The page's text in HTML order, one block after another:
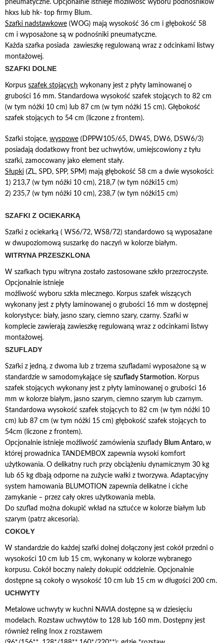
pneumatyczne. Opcjonalnie istnieje możliwość wyboru podnośników
hkxs lub hk- top firmy Blum.
Szafki nadstawkowe (WOG) mają wysokość 36 cm i głębokość 58
cm i wyposażone są w podnośniki pneumatyczne.
Każda szafka posiada zawieszkę regulowaną wraz z odcinkami listwy
montażowej.
SZAFKI DOLNE
Korpus szafek stojących wykonany jest z płyty laminowanej o
grubości 16 mm. Standardowa wysokość szafek stojących to 82 cm
(w tym nóżki 10 cm) lub 87 cm (w tym nóżki 15 cm). Głębokość
szafek stojących to 54 cm (liczone z frontem).
Szafki stojące, wyspowe (DPPW105/65, DW45, DW6, DSW6/3)
posiadają dodatkowy front bez uchwytów, umiejscowiony z tyłu
szafki, zamocowany jako element stały.
Słupki (ZL, SPD, SPP, SPM) mają głębokość 58 cm a dwie wysokości:
1) 213,7 (w tym nóżki 10 cm), 218,7 (w tym nóżki15 cm)
2) 235,7 (w tym nóżki 10 cm), 238,7 (w tym nóżki15 cm)
SZAFKI Z OCIEKARKĄ
Szafki z ociekarką ( WS6/72, WS8/72) standardowo są wyposażane
w dwupoziomową suszarkę do naczyń w kolorze białym.
WITRYNA PRZESZKLONA
W szafkach typu witryna zostało zastosowane szkło przezroczyste.
Opcjonalnie istnieje
możliwość wyboru szkła mlecznego. Korpus szafek wiszących
wykonany jest z płyty laminowanej o grubości 16 mm w dostępnej
kolorystyce: biały, jasno szary, ciemno szary, czarny. Szafki w
komplecie zawierają zawieszkę regulowaną wraz z odcinkami listwy
montażowej.
SZUFLADY
Szafki z jedną, z dwoma lub z trzema szufladami wyposażone są w
standardzie w samodomykające się szuflady Starmotion. Korpus
szafek stojących wykonany jest z płyty laminowanej o grubości 16
mm w kolorze białym, jasno szarym, ciemno szarym lub czarnym.
Standardowa wysokość szafek stojących to 82 cm (w tym nóżki 10
cm) lub 87 cm (w tym nóżki 15 cm) głębokość szafek stojących to
54cm (liczone z frontem).
Opcjonalnie istnieje możliwość zamówienia szuflady Blum Antaro, w
której prowadnica TANDEMBOX zapewnia wysoki komfort
użytkowania. O delikatny ruch przy obciążeniu dynamicznym 30 kg
lub 65 kg dbają odporne na zużycie wałki z tworzywa. Adaptacyjny
system hamowania BLUMOTION zapewnia delikatne i ciche
zamykanie – przez cały okres użytkowania mebla.
Do szuflad można dokupić wkład na sztućce w kolorze białym lub
szarym (patrz akcesoria).
COKOŁY
W standardzie do każdej szafki dolnej dołączony jest cokół przedni o
wysokości 10 cm lub 15 cm, wykonany w kolorze wybranego
korpusu. Cokół boczny należy dokupić oddzielnie. Opcjonalnie
dostępne są cokoły o wysokość 10 cm lub 15 cm w długości 200 cm.
UCHWYTY
Metalowe uchwyty w kuchni NAVIA dostępne są w dziesięciu
modelach. Rozstaw uchwytów to 128 lub 160 mm. Dostępny jest
również reling Inox z rozstawem